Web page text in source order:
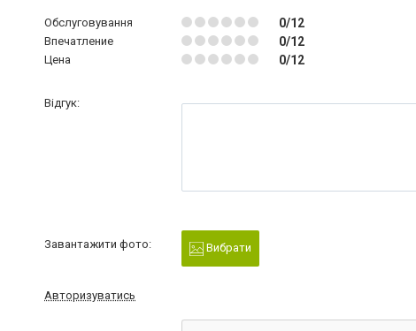
Обслуговування 0/12
Впечатление 0/12
Цена 0/12
Відгук:
Завантажити фото: Вибрати
Авторизуватись